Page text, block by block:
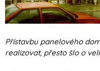
Přístavbu panelového
realizovat, přesto šlo o